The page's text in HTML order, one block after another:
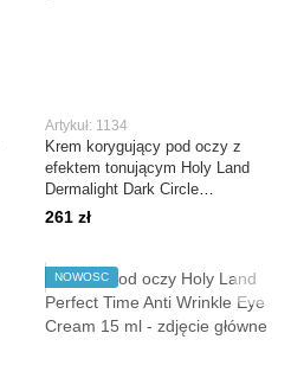
Artykuł: 1134
Krem korygujący pod oczy z
efektem tonującym Holy Land
Dermalight Dark Circle
Corrective Eye Cream With
261 zł
NOWOŚĆ